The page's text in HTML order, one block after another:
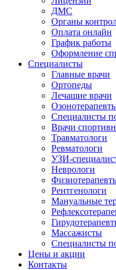
ДМС
Органы
Оплата онлайн
График работы
Оформление
Специалисты
Главные врачи
Ортопеды
Лечащие врачи
Специалисты
Врачи
Травматологи
Ревматологи
УЗИ-
Неврологи
Рентгенологи
Мануальные
Массажисты
Специалисты
Цены и акции
Контакты